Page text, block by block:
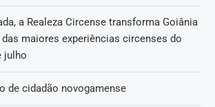
a Realeza Circense transforma Goiânia
maiores experiências circenses do
julho
de cidadão novogamense